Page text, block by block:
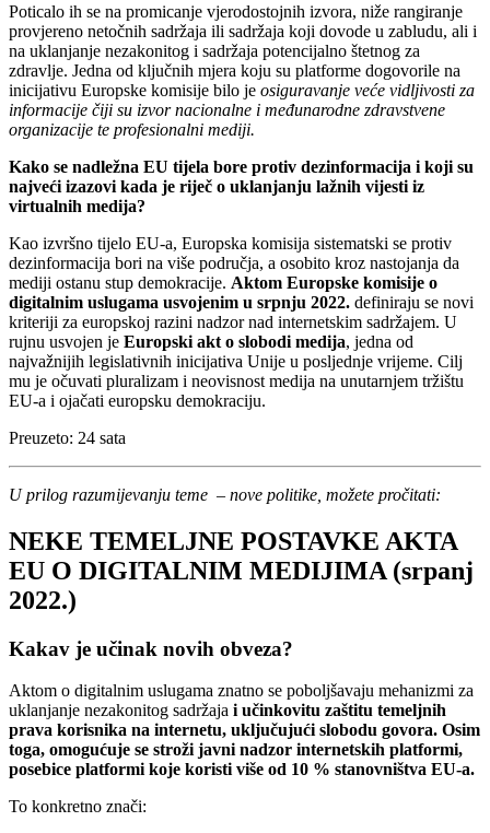
Poticalo ih se na promicanje vjerodostojnih izvora, niže rangiranje
provjereno netočnih sadržaja ili sadržaja koji dovode u zabludu, ali i
na uklanjanje nezakonitog i sadržaja potencijalno štetnog za
zdravlje. Jedna od ključnih mjera koju su platforme dogovorile na
inicijativu Europske komisije bilo je osiguravanje veće vidljivosti za
informacije čiji su izvor nacionalne i međunarodne zdravstvene
organizacije te profesionalni mediji.
Kako se nadležna EU tijela bore protiv dezinformacija i koji su
najveći izazovi kada je riječ o uklanjanju lažnih vijesti iz
virtualnih medija?
Kao izvršno tijelo EU-a, Europska komisija sistematski se protiv
dezinformacija bori na više područja, a osobito kroz nastojanja da
mediji ostanu stup demokracije. Aktom Europske komisije o
digitalnim uslugama usvojenim u srpnju 2022. definiraju se novi
kriteriji za europskoj razini nadzor nad internetskim sadržajem. U
rujnu usvojen je Europski akt o slobodi medija, jedna od
najvažnijih legislativnih inicijativa Unije u posljednje vrijeme. Cilj
mu je očuvati pluralizam i neovisnost medija na unutarnjem tržištu
EU-a i ojačati europsku demokraciju.
Preuzeto: 24 sata
U prilog razumijevanju teme – nove politike, možete pročitati:
NEKE TEMELJNE POSTAVKE AKTA
EU O DIGITALNIM MEDIJIMA (srpanj
2022.)
Kakav je učinak novih obveza?
Aktom o digitalnim uslugama znatno se poboljšavaju mehanizmi za
uklanjanje nezakonitog sadržaja i učinkovitu zaštitu temeljnih
prava korisnika na internetu, uključujući slobodu govora. Osim
toga, omogućuje se stroži javni nadzor internetskih platformi,
posebice platformi koje koristi više od 10 % stanovništva EU-a.
To konkretno znači: